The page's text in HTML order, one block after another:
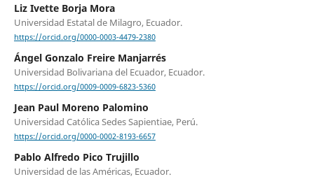
Liz Ivette Borja Mora
Universidad Estatal de Milagro, Ecuador.
https://orcid.org/0000-0003-4479-2380
Ángel Gonzalo Freire Manjarrés
Universidad Bolivariana del Ecuador, Ecuador.
https://orcid.org/0009-0009-6823-5360
Jean Paul Moreno Palomino
Universidad Católica Sedes Sapientiae, Perú.
https://orcid.org/0000-0002-8193-6657
Pablo Alfredo Pico Trujillo
Universidad de las Américas, Ecuador.